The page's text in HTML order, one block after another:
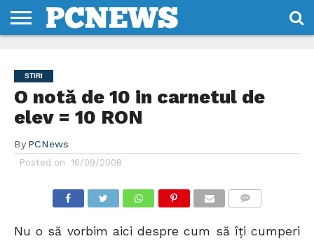
NOI
SI
CONDITII
STIRI
O notă de 10 in carnetul de
elev = 10 RON
By PCNews
Posted on 16/09/2008
Nu o să vorbim aici despre cum să îţi cumperi